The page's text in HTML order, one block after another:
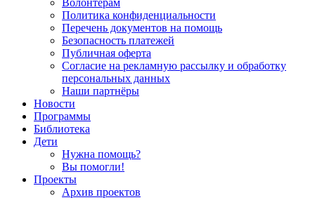
Волонтерам
Политика конфиденциальности
Перечень документов на помощь
Безопасность платежей
Публичная оферта
Согласие на рекламную рассылку и обработку
персональных данных
Наши партнёры
Новости
Программы
Библиотека
Дети
Нужна помощь?
Вы помогли!
Проекты
Архив проектов